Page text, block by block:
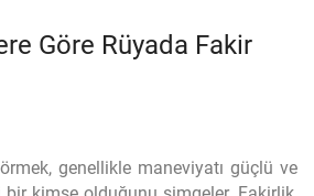
Göre Rüyada Fakir
genellikle maneviyatı güçlü ve